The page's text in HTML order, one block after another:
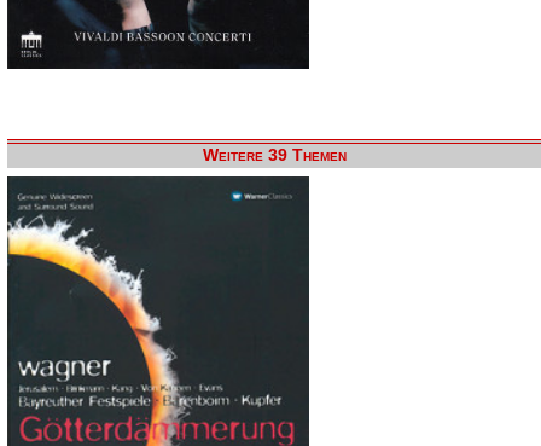
Weitere 39 Themen